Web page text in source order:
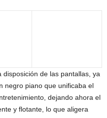
de las pantallas, ya
negro piano que unificaba el
dejando ahora el
y flotante, lo que aligera